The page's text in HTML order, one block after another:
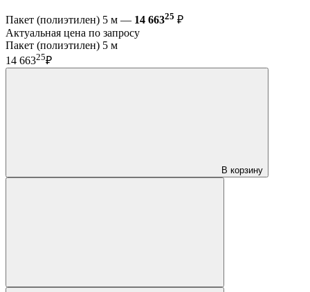
Пакет (полиэтилен) 5 м — 14 66325 ₽
Актуальная цена по запросу
Пакет (полиэтилен) 5 м
14 66325₽
В корзину